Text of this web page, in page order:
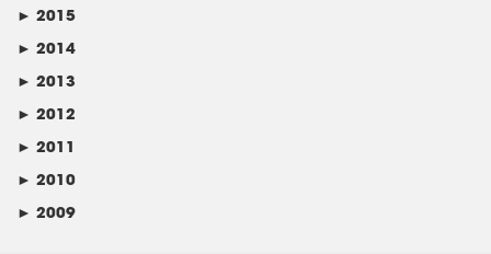
► 2015
► 2014
► 2013
► 2012
► 2011
► 2010
► 2009